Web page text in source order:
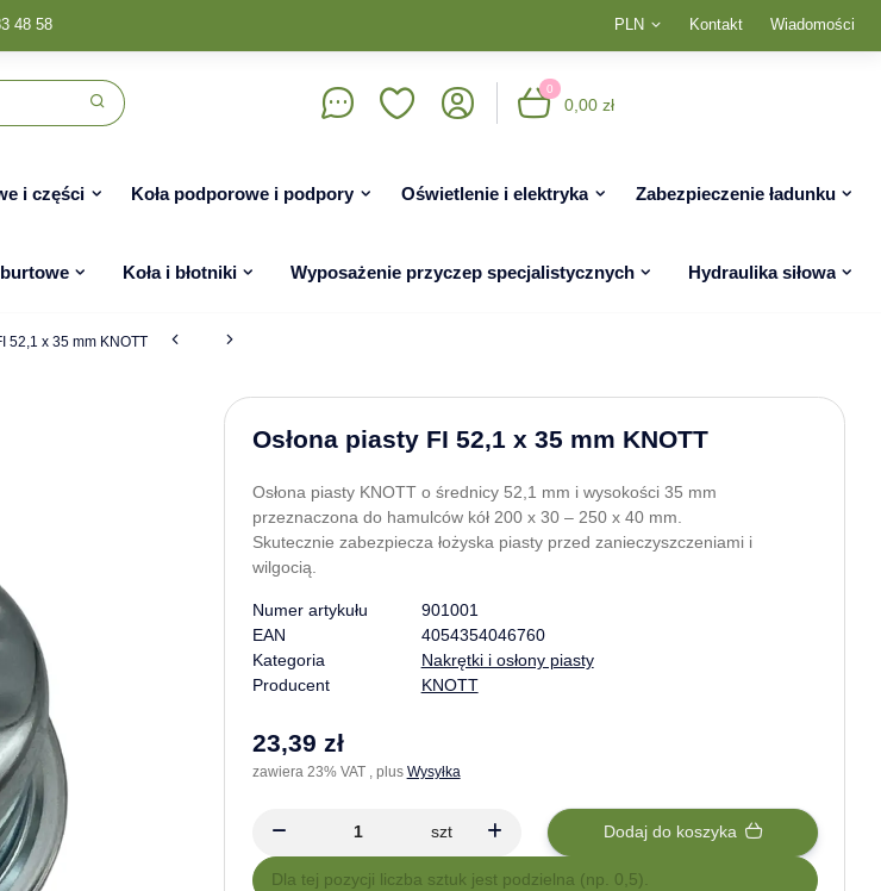
PLN Kontakt Wiadomości
48 58
0
0,00 zł
i części Koła podporowe i podpory Oświetlenie i elektryka Zabezpieczenie ładunku
Koła i błotniki Wyposażenie przyczep specjalistycznych Hydraulika siłowa
52,1 x 35 mm KNOTT
Osłona piasty FI 52,1 x 35 mm KNOTT
Osłona piasty KNOTT o średnicy 52,1 mm i wysokości 35 mm
przeznaczona do hamulców kół 200 x 30 – 250 x 40 mm.
Skutecznie zabezpiecza łożyska piasty przed zanieczyszczeniami i
wilgocią.
Numer artykułu
901001
EAN
4054354046760
Kategoria
Nakrętki i osłony piasty
Producent
KNOTT
23,39 zł
zawiera 23% VAT , plus Wysyłka
szt Dodaj do koszyka
x
Dla tej pozycji liczba sztuk jest podzielna (np. 0,5).